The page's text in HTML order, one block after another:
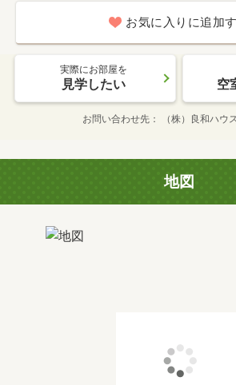
お気に入りに追加
実際にお部屋を
見学したい 空
お問い合わせ先 （株）良和ハ
地図